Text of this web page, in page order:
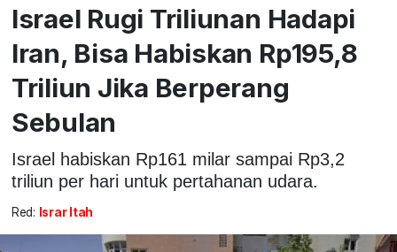
Israel Rugi Triliunan Hadapi
Iran, Bisa Habiskan Rp195,8
Triliun Jika Berperang
Sebulan
Israel habiskan Rp161 milar sampai Rp3,2
triliun per hari untuk pertahanan udara.
Red: Israr Itah